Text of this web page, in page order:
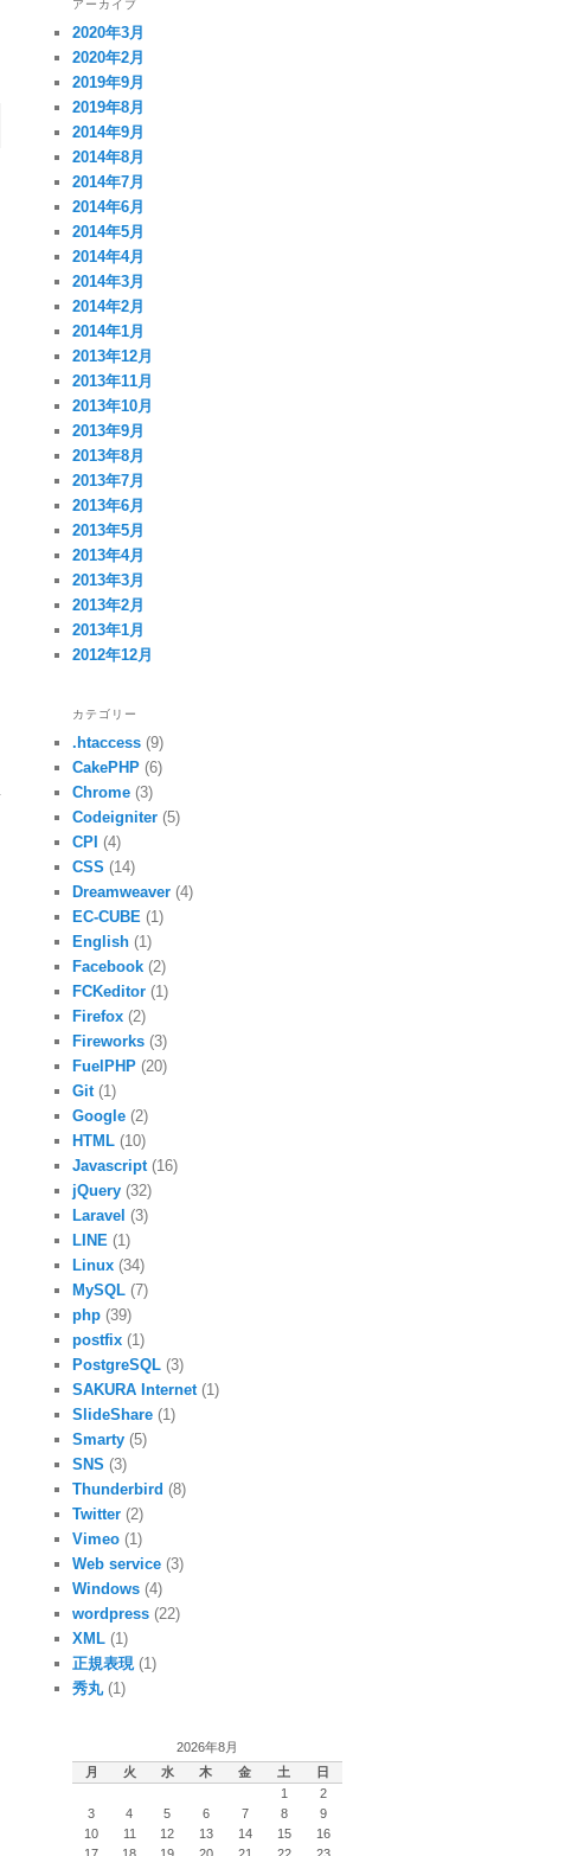
アーカイブ
2020年3月
2020年2月
2019年9月
2019年8月
2014年9月
2014年8月
2014年7月
2014年6月
2014年5月
2014年4月
2014年3月
2014年2月
2014年1月
2013年12月
2013年11月
2013年10月
2013年9月
2013年8月
2013年7月
2013年6月
2013年5月
2013年4月
2013年3月
2013年2月
2013年1月
2012年12月
カテゴリー
.htaccess (9)
CakePHP (6)
Chrome (3)
Codeigniter (5)
CPI (4)
CSS (14)
Dreamweaver (4)
EC-CUBE (1)
English (1)
Facebook (2)
FCKeditor (1)
Firefox (2)
Fireworks (3)
FuelPHP (20)
Git (1)
Google (2)
HTML (10)
Javascript (16)
jQuery (32)
Laravel (3)
LINE (1)
Linux (34)
MySQL (7)
php (39)
postfix (1)
PostgreSQL (3)
SAKURA Internet (1)
SlideShare (1)
Smarty (5)
SNS (3)
Thunderbird (8)
Twitter (2)
Vimeo (1)
Web service (3)
Windows (4)
wordpress (22)
XML (1)
正規表現 (1)
秀丸(1)
2026年8月
月
火 水 木 金 土 日
1
2
3
4 5 6 7 8
9
10
11 12 13 14 15
16